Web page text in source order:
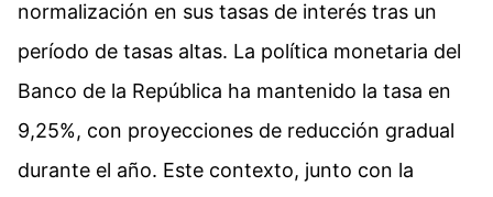
normalización en sus tasas de interés tras un
período de tasas altas. La política monetaria del
Banco de la República ha mantenido la tasa en
9,25%, con proyecciones de reducción gradual
durante el año. Este contexto, junto con la